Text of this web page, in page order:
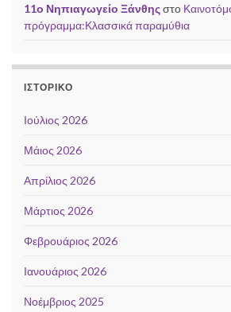
11ο Νηπιαγωγείο Ξάνθηςστο
πρόγραμμα:Κλασσικά παραμύθια
ΙΣΤΟΡΙΚΌ
Ιούλιος 2026
Μάιος 2026
Απρίλιος 2026
Μάρτιος 2026
Φεβρουάριος 2026
Ιανουάριος 2026
Νοέμβριος 2025